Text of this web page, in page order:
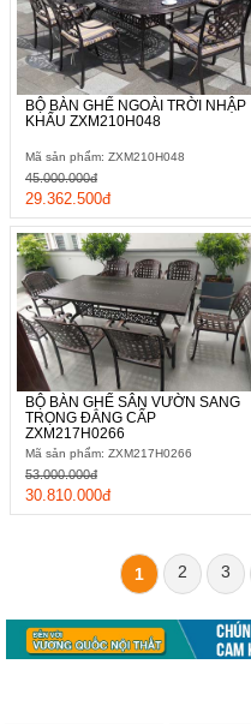
BỘ BÀN GHẾ NGOÀI TRỜI NHẬP
KHẨU ZXM210H048
Mã sản phẩm: ZXM210H048
29.362.500đ
45.000.000đ
BỘ BÀN GHẾ SÂN VƯỜN SANG
TRỌNG ĐẲNG CẤP
ZXM217H0266
Mã sản phẩm: ZXM217H0266
30.810.000đ
53.000.000đ
1 2 3